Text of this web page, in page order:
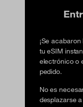
¡Se
tu eSIM
electrónico o
pedido.
No es
desplazarse